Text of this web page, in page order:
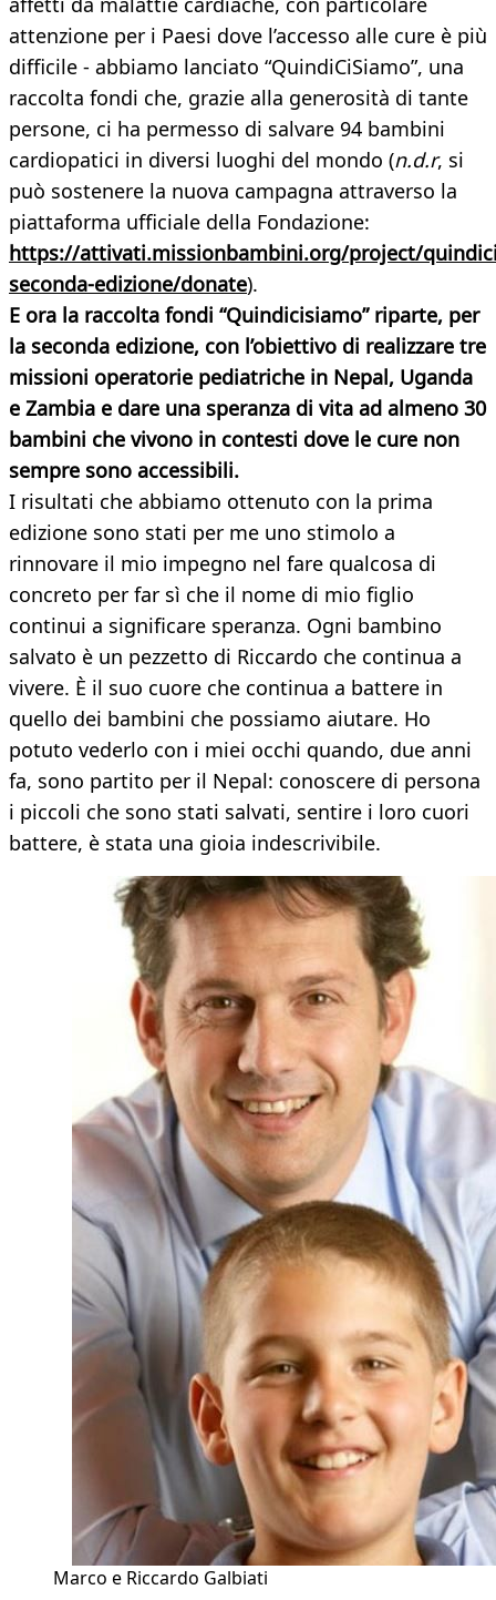
attenzione per i Paesi dove l’accesso alle cure è più
difficile - abbiamo lanciato “QuindiCiSiamo”, una
raccolta fondi che, grazie alla generosità di tante
persone, ci ha permesso di salvare 94 bambini
cardiopatici in diversi luoghi del mondo (n.d.r, si
può sostenere la nuova campagna attraverso la
piattaforma ufficiale della Fondazione:
https://attivati.missionbambini.org/project/
seconda-edizione/donate).
E ora la raccolta fondi “Quindicisiamo” riparte, per
la seconda edizione, con l’obiettivo di realizzare tre
missioni operatorie pediatriche in Nepal, Uganda
e Zambia e dare una speranza di vita ad almeno 30
bambini che vivono in contesti dove le cure non
sempre sono accessibili.
I risultati che abbiamo ottenuto con la prima
edizione sono stati per me uno stimolo a
rinnovare il mio impegno nel fare qualcosa di
concreto per far sì che il nome di mio figlio
continui a significare speranza. Ogni bambino
salvato è un pezzetto di Riccardo che continua a
vivere. È il suo cuore che continua a battere in
quello dei bambini che possiamo aiutare. Ho
potuto vederlo con i miei occhi quando, due anni
fa, sono partito per il Nepal: conoscere di persona
i piccoli che sono stati salvati, sentire i loro cuori
battere, è stata una gioia indescrivibile.
Marco e Riccardo Galbiati